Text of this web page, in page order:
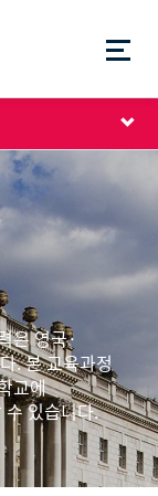
은 영국·
. 본 교육과정
교에
수 있습니다.